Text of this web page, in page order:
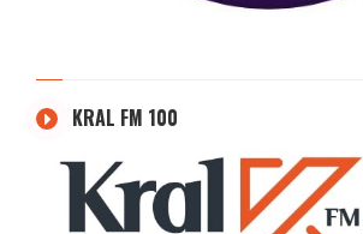
KRAL FM 100